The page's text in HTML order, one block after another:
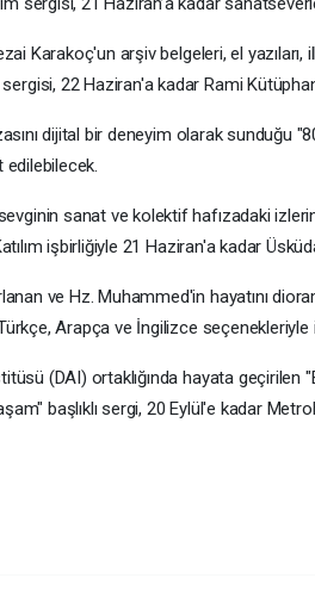
Karakoç'un arşiv belgeleri, el
22 Haziran'a kadar Rami
dijital bir deneyim olarak sunduğu
sanat ve kolektif hafızadaki
işbirliğiyle 21 Haziran'a kadar
ve Hz. Muhammed'in hayatını
Arapça ve İngilizce seçenekleriyle
(DAI) ortaklığında hayata geçirilen
başlıklı sergi, 20 Eylül'e kadar